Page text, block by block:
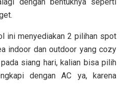
dengan bentuknya seperti
ini menyediakan 2 pilihan spot
indoor dan outdoor yang cozy
siang hari, kalian bisa pilih
dengan AC ya, karena